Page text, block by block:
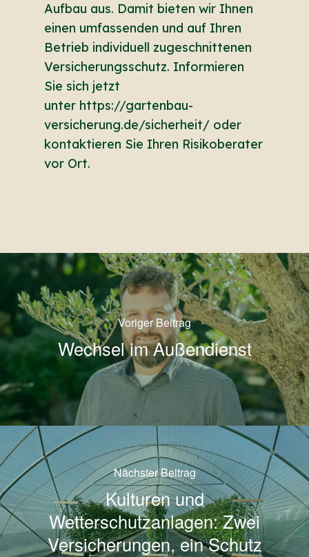
Aufbau aus. Damit bieten wir Ihnen
einen umfassenden und auf Ihren
Betrieb individuell zugeschnittenen
Versicherungsschutz. Informieren
Sie sich jetzt
unter https://gartenbau-
versicherung.de/sicherheit/ oder
kontaktieren Sie Ihren Risikoberater
vor Ort.
Voriger Beitrag
Wechsel im Außendienst
Nächster Beitrag
Kulturen und
Wetterschutzanlagen: Zwei
Versicherungen, ein Schutz